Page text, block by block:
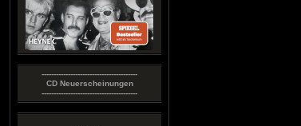
----------------------------------------
CD Neuerscheinungen
----------------------------------------